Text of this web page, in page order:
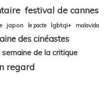
festival de cannes
japon le pacte lgbtqi+ malavida
des cinéastes
semaine de la critique
regard